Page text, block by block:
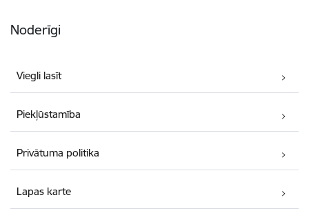
Noderīgi
Viegli lasīt
Piekļūstamība
Privātuma politika
Lapas karte